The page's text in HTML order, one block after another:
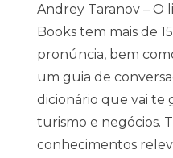
Andrey Taranov – O
Books tem mais de
pronúncia, bem
um guia de
dicionário que vai te
turismo e negócios.
conhecimentos